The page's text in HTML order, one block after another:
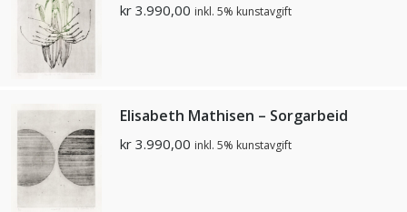
kr 3.990,00 inkl. 5% kunstavgift
Elisabeth Mathisen – Sorgarbeid
kr 3.990,00 inkl. 5% kunstavgift